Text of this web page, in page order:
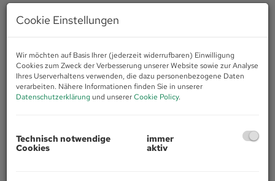
Entdecken Sie Ihr neues Geschäftslokal im Herzen von Hall in
Cookie Einstellungen
Wir möchten auf Basis Ihrer (jederzeit widerrufbaren) Einwilligung
Cookies zum Zweck der Verbesserung unserer Website sowie zur Analyse
Ihres Userverhaltens verwenden, die dazu personenbezogene Daten
verarbeiten. Nähere Informationen finden Sie in unserer
Datenschutzerklärung und unsererCookie Policy.
Technisch notwendige
Cookies
immer
aktiv